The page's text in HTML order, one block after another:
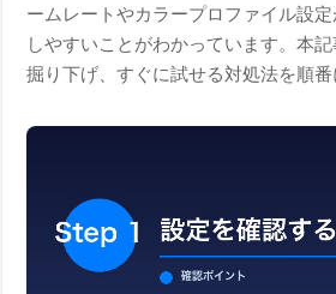
ームレートやカラープロファイル設
しやすいことがわかっています。本
掘り下げ、すぐに試せる対処法を順番